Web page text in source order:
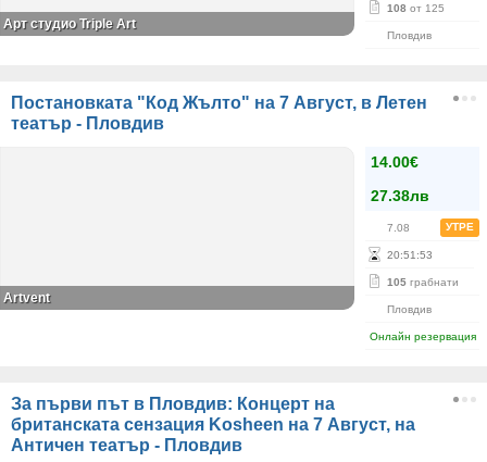
108 от 125
Пловдив
Арт студио Triple Art
Постановката "Код Жълто" на 7 Август, в Летен
театър - Пловдив
14.00€
27.38лв
7.08 УТРЕ
20:51 :53
105 грабнати
Пловдив
Онлайн резервация
Artvent
За първи път в Пловдив: Концерт на
британската сензация Kosheen на 7 Август, на
Античен театър - Пловдив